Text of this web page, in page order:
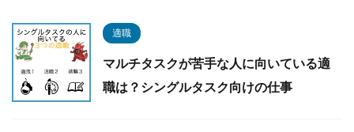
適職
マルチタスクが苦手な人に向いている適
職は？シングルタスク向けの仕事